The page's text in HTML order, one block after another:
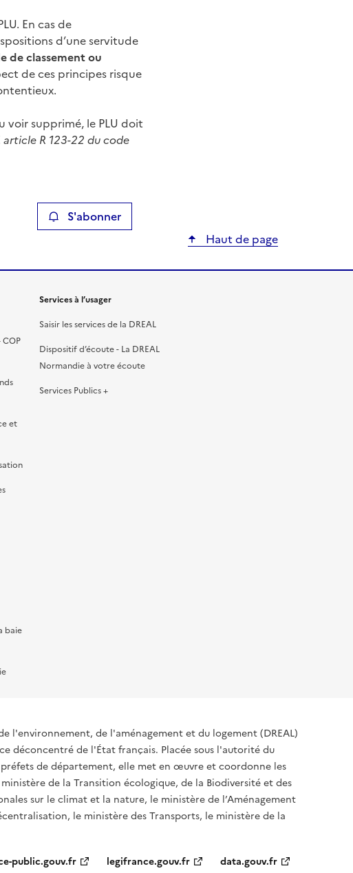
En cas de
d’une servitude
de classement ou
de ces principes risque
voir supprimé, le PLU doit
article R 123-22 du code
papier S'abonner
Haut de page
et
baie
Services à l’usager
Saisir les services de la DREAL
Dispositif d’écoute - La DREAL
Normandie à votre écoute
Services Publics +
l'environnement, de l'aménagement et du logement (DREAL)
déconcentré de l'État français. Placée sous l'autorité du
de département, elle met en œuvre et coordonne les
de la Transition écologique, de la Biodiversité et des
sur le climat et la nature, le ministère de l’Aménagement
le ministère des Transports, le ministère de la
public.gouv.fr legifrance.gouv.fr data.gouv.fr